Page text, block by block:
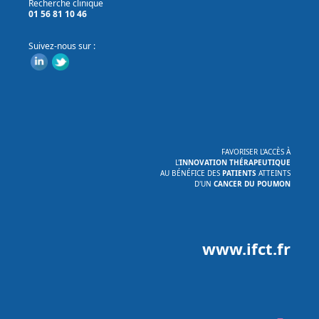
Recherche clinique
01 56 81 10 46
Suivez-nous sur :
‍FAVORISER L'ACCÈS À
L'INNOVATION THÉRAPEUTIQUE
AU BÉNÉFICE DES PATIENTS ATTEINTS
D'UN CANCER DU POUMON
‍www.ifct.fr